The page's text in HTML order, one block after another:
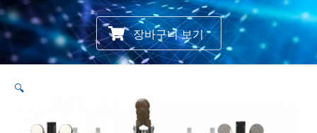
장바구니 보기
🔍